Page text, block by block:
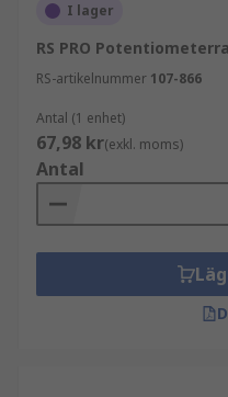
I lager
RS PRO
RS-artikelnummer 107-866
Antal (1 enhet)
67,98 kr(exkl. moms)
Antal